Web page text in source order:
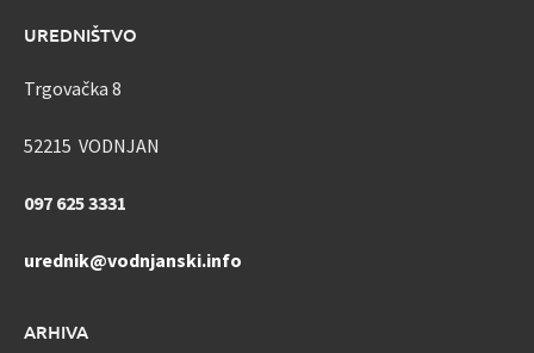
UREDNIŠTVO
Trgovačka 8
52215 VODNJAN
097 625 3331
urednik@vodnjanski.info
ARHIVA